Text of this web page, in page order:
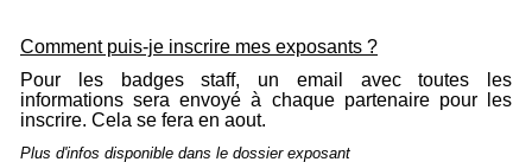
Comment puis-je inscrire mes exposants ?
Pour les badges staff, un email avec toutes les
informations sera envoyé à chaque partenaire pour les
inscrire. Cela se fera en aout.
Plus d'infos disponible dans le dossier exposant